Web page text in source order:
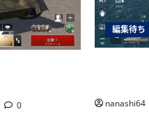
0
編集待ち
nanashi64